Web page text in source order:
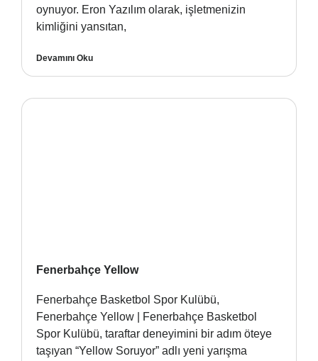
oynuyor. Eron Yazılım olarak, işletmenizin
kimliğini yansıtan,
Devamını Oku
Fenerbahçe Yellow
Fenerbahçe Basketbol Spor Kulübü,
Fenerbahçe Yellow | Fenerbahçe Basketbol
Spor Kulübü, taraftar deneyimini bir adım öteye
taşıyan “Yellow Soruyor” adlı yeni yarışma